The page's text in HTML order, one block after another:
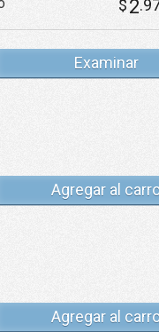
$2
Examinar
Agregar al
Agregar al